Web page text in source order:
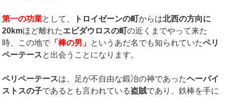
第一の功業として、 トロイゼーンの町からは北西の方向に
20kmほど離れたエピダウロスの町の近くまでやって来た
時、この地で 「棒の男」 というあだ名でも知られていたペリ
ペーテースと出会うことになります。
ペリペーテースは、足が不自由な鍛冶の神であったヘーパイ
ストスの子であるとも言われている盗賊であり、鉄棒を手に